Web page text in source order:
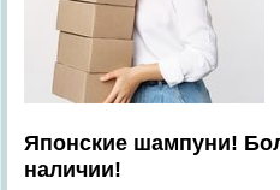
Японские шампуни!
наличии!